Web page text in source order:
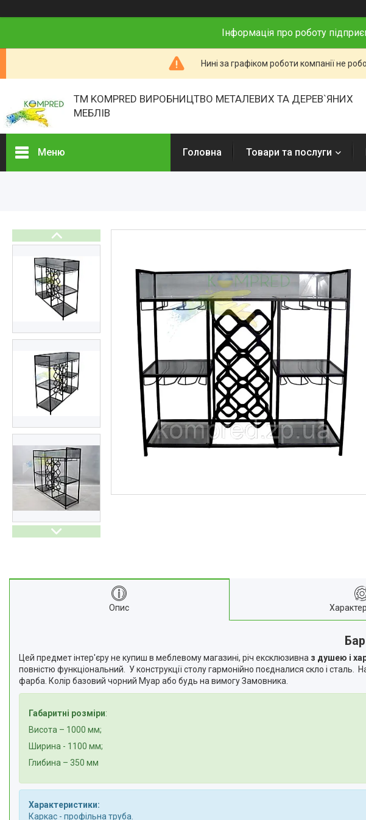
Інформація про роботу
Нині за графіком роботи компанії не
ТМ KOMPRED ВИРОБНИЦТВО МЕТАЛЕВИХ ТА ДЕРЕВ`ЯНИХ
МЕБЛІВ
Меню
Презентації
Реєстраційні документи
Головна Товари та послуги
Опис
Цей предмет інтер'єру не купиш в меблевому магазині, річ ексклюзивна з душею і
повністю функціональний. У конструкції столу гармонійно поєдналися скло і
фарба. Колір базовий чорний Муар або будь на вимогу Замовника.
Габаритні розміри:
Висота – 1000 мм;
Ширина - 1100 мм;
Глибина – 350 мм
Характеристики:
Каркас - профільна труба.